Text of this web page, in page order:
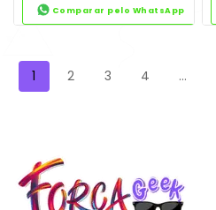
Comparar pelo WhatsApp
1 2 3 4 …